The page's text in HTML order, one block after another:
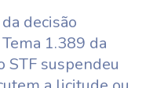
decisão
1.389 da
STF suspendeu